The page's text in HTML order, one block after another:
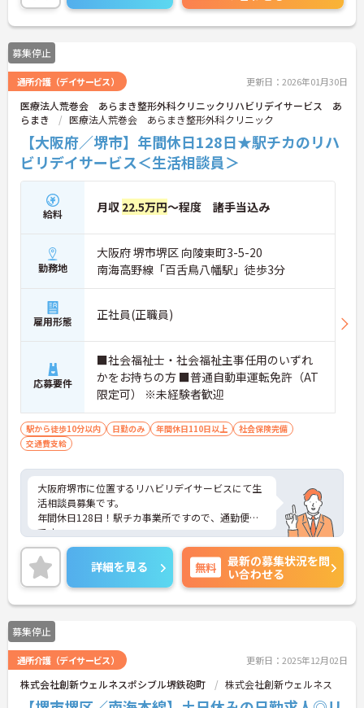
せください！
募集停止
通所介護（デイサービス） 更新日：2026年01月30日
医療法人荒巻会 あらまき整形外科クリニックリハビリデイサービス あ
らまき
医療法人荒巻会 あらまき整形外科クリニック
【大阪府／堺市】年間休日128日★駅チカのリハ
ビリデイサービス＜生活相談員＞
給料 月収 22.5万円～程度 諸手当込み
勤務地
大阪府 堺市堺区 向陵東町3-5-20
南海高野線「百舌鳥八幡駅」徒歩3分
雇用形態 正社員(正職員)
応募要件
■社会福祉士・社会福祉主事任用のいずれ
かをお持ちの方 ■普通自動車運転免許（AT
限定可） ※未経験者歓迎
駅から徒歩10分以内 日勤のみ 年間休日110日以上
社会保険完備
交通費支給
大阪府堺市に位置するリハビリデイサービスにて生
活相談員募集です。
年間休日128日！駅チカ事業所ですので、通勤便利
です。
ご興味ある方には、面接対策ポイントなど、さらに
詳細をお話しいたしますのでお気軽にご相談くださ
い！
詳細を見る 無料
最新の募集状況を問
い合わせる
募集停止
通所介護（デイサービス） 更新日：2025年12月02日
株式会社創新ウェルネスポシブル堺鉄砲町 株式会社創新ウェルネス